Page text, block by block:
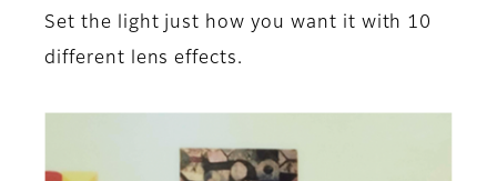
Set the light just how you want it with 10
different lens effects.